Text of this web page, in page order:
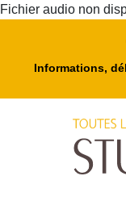
Fichier audio non
Informations,